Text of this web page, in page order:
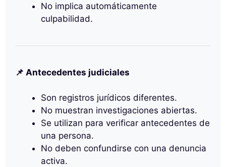
No implica automáticamente
culpabilidad.
📌 Antecedentes judiciales
Son registros jurídicos diferentes.
No muestran investigaciones abiertas.
Se utilizan para verificar antecedentes de
una persona.
No deben confundirse con una denuncia
activa.